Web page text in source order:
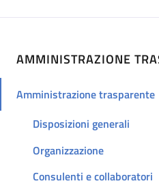
AMMINISTRAZIONE
Amministrazione trasparente
Attivo
Disposizioni generali
Organizzazione
Consulenti e collaboratori